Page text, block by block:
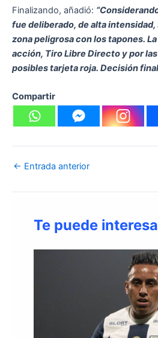
Finalizando, añadió:
fue deliberado, de alta intensidad,
zona peligrosa con los tapones.
acción, Tiro Libre Directo y por
posibles tarjeta roja. Decisión
Compartir
← Entrada anterior
Te puede